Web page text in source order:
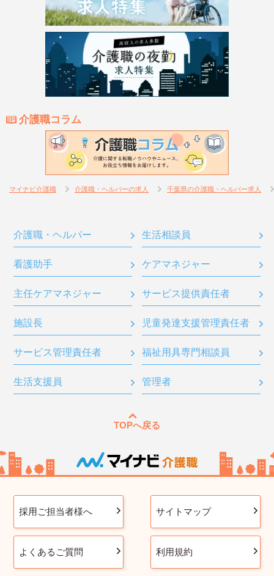
介護職コラム
マイナビ介護職 介護職・ヘルパーの求人 千葉県の介護職・ヘルパー求人
介護職・ヘルパー 生活相談員
看護助手 ケアマネジャー
主任ケアマネジャー サービス提供責任者
施設長 児童発達支援管理責任者
サービス管理責任者 福祉用具専門相談員
生活支援員 管理者
TOPへ戻る
採用ご担当者様へ サイトマップ
よくあるご質問 利用規約